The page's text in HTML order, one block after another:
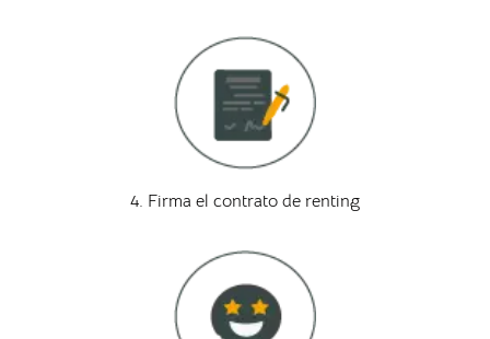
4. Firma el contrato de renting